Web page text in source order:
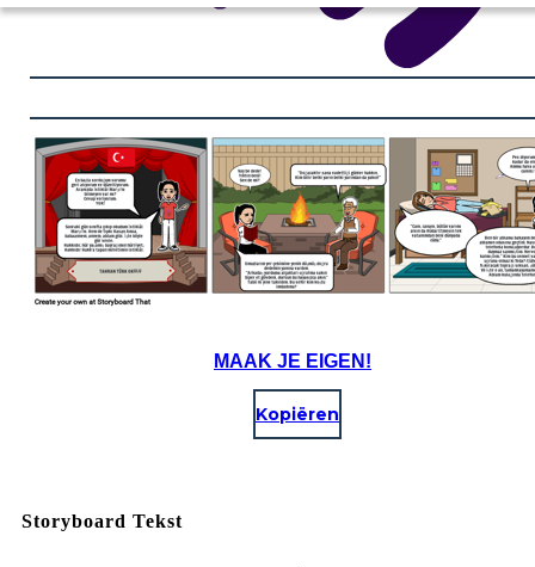
MAAK JE EIGEN!
Kopiëren
Storyboard Tekst